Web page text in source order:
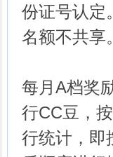
份证号认定
名额不共享。
每月A档奖
行CC豆，
行统计，即